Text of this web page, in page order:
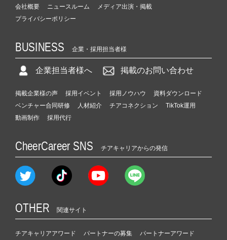
会社概要 ニュースルーム
メディア出演・掲載
プライバシーポリシー
BUSINESS 企業・採用担当者様
企業担当者様へ 掲載のお問い合わせ
掲載企業様の声 採用イベント 採用ノウハウ
資料ダウンロード
ベンチャー合同研修
人材紹介 チアコネクション
TikTok運用
動画制作
採用代行
CheerCareer SNS チアキャリアからの発信
OTHER 関連サイト
チアキャリアアワード パートナーの募集 パートナーアワード